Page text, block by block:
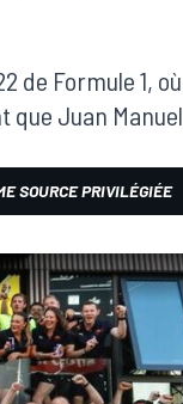
de Formule 1, où
que Juan Manuel
SOURCE PRIVILÉGIÉE